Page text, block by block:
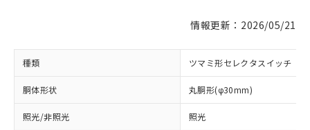
情報更新：2026/05/21
種類 ツマミ形セレクタスイッチ
胴体形状 丸胴形(φ30mm)
照光/非照光 照光